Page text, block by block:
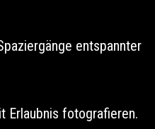
entspannter
Erlaubnis fotografieren.